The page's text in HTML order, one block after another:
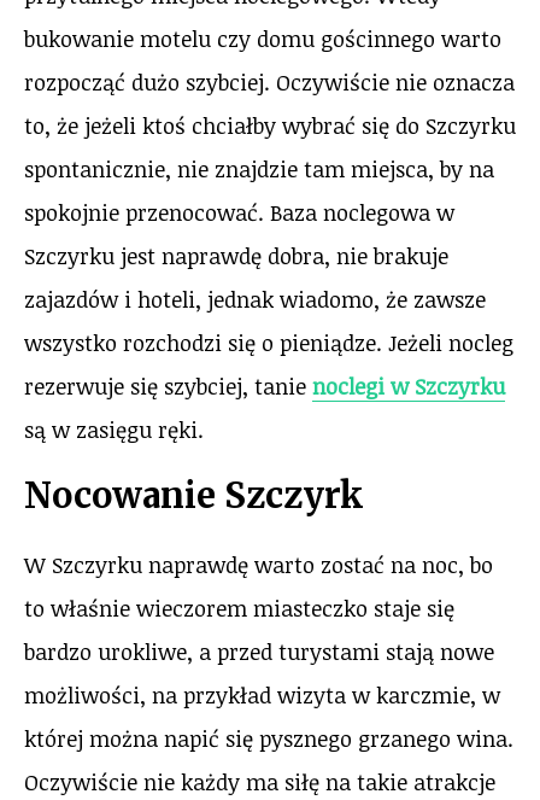
bukowanie motelu czy domu gościnnego warto
rozpocząć dużo szybciej. Oczywiście nie oznacza
to, że jeżeli ktoś chciałby wybrać się do Szczyrku
spontanicznie, nie znajdzie tam miejsca, by na
spokojnie przenocować. Baza noclegowa w
Szczyrku jest naprawdę dobra, nie brakuje
zajazdów i hoteli, jednak wiadomo, że zawsze
wszystko rozchodzi się o pieniądze. Jeżeli nocleg
rezerwuje się szybciej, tanie noclegi w Szczyrku
są w zasięgu ręki.
Nocowanie Szczyrk
W Szczyrku naprawdę warto zostać na noc, bo
to właśnie wieczorem miasteczko staje się
bardzo urokliwe, a przed turystami stają nowe
możliwości, na przykład wizyta w karczmie, w
której można napić się pysznego grzanego wina.
Oczywiście nie każdy ma siłę na takie atrakcje